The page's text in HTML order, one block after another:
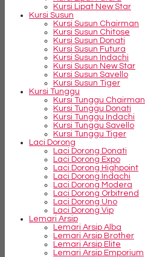
Kursi Lipat New Star
Kursi Susun
Kursi Susun Chairman
Kursi Susun Chitose
Kursi Susun Donati
Kursi Susun Futura
Kursi Susun Indachi
Kursi Susun New Star
Kursi Susun Savello
Kursi Susun Tiger
Kursi Tunggu
Kursi Tunggu Chairman
Kursi Tunggu Donati
Kursi Tunggu Indachi
Kursi Tunggu Savello
Kursi Tunggu Tiger
Laci Dorong
Laci Dorong Donati
Laci Dorong Expo
Laci Dorong Highpoint
Laci Dorong Indachi
Laci Dorong Modera
Laci Dorong Orbitrend
Laci Dorong Uno
Laci Dorong Vip
Lemari Arsip
Lemari Arsip Alba
Lemari Arsip Brother
Lemari Arsip Elite
Lemari Arsip Emporium